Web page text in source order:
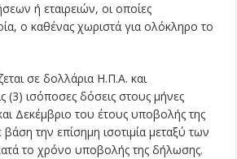
ή εταιρειών, οι οποίες
ο καθένας χωριστά για ολόκληρο το
σε δολλάρια Η.Π.Α. και
(3) ισόποσες δόσεις στους μήνες
Δεκέμβριο του έτους υποβολής της
την επίσημη ισοτιμία μεταξύ των
το χρόνο υποβολής της δήλωσης.